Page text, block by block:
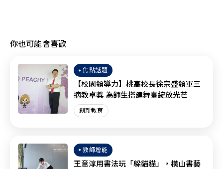
你也可能會喜歡
焦點話題
【校園領導力】桃高校長徐宗盛領軍三
摘教卓獎 為師生搭建舞臺綻放光芒
創新教育
教師增能
王意淳用書法玩「躲貓貓」，橫山書藝